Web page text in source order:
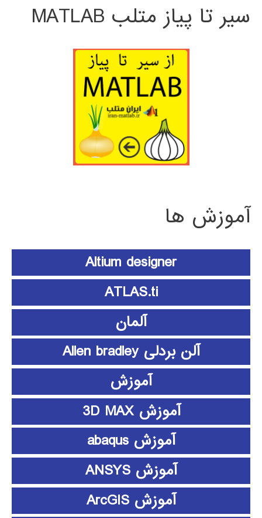
سیر تا پیاز متلب MATLAB
آموزش ها
Altium designer
ATLAS.ti
آلمان
آلن بردلی Allen bradley
آموزش
آموزش 3D MAX
آموزش abaqus
آموزش ANSYS
آموزش ArcGIS